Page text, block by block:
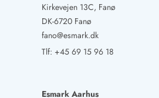
Kirkevejen 13C, Fanø
DK-6720 Fanø
fano@esmark.dk
Tlf: +45 69 15 96 18
Esmark Aarhus